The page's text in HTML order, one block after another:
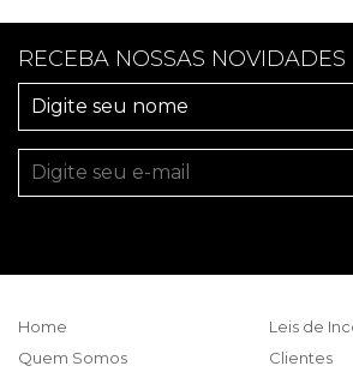
RECEBA NOSSAS NOVIDADES
Home
Quem Somos
Leis de
Clientes